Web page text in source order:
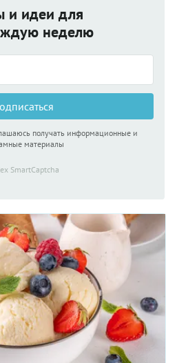
и идеи для
неделю
получать информационные и
материалы
SmartCaptcha